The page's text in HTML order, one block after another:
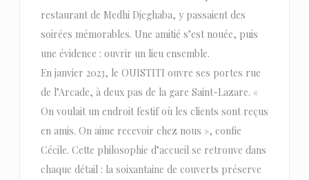
restaurant de Medhi Djeghaba, y passaient des
soirées mémorables. Une amitié s’est nouée, puis
une évidence : ouvrir un lieu ensemble.
En janvier 2023, le OUISTITI ouvre ses portes rue
de l’Arcade, à deux pas de la gare Saint-Lazare. «
On voulait un endroit festif où les clients sont reçus
en amis. On aime recevoir chez nous », confie
Cécile. Cette philosophie d’accueil se retrouve dans
chaque détail : la soixantaine de couverts préserve